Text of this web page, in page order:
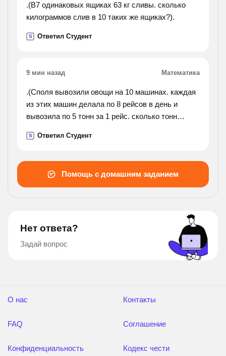
.(В7 одинаковых ящиках 63 кг сливы. сколько
килограммов слив в 10 таких же ящиках?).
S Ответил Студент
9 мин назад Математика
.(Споля вывозили овощи на 10 машинах. каждая
из этих машин делала по 8 рейсов в день и
вывозила по 5 тонн за 1 рейс. сколько тонн
S Ответил Студент
Помощь с домашним заданием
Нет ответа?
Задай вопрос
О нас
FAQ
Конфиденциальность
Контакты
Соглашение
Кодекс чести